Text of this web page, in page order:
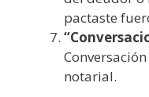
pactaste
Conversación
notarial.